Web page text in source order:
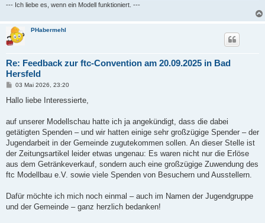
--- Ich liebe es, wenn ein Modell funktioniert. ---
PHabermehl
Re: Feedback zur ftc-Convention am 20.09.2025 in Bad
Hersfeld
B
i
a
03 Mai 2026, 23:20
Hallo liebe Interessierte,
auf unserer Modellschau hatte ich ja angekündigt, dass die dabei
getätigten Spenden – und wir hatten einige sehr großzügige Spender – der
Jugendarbeit in der Gemeinde zugutekommen sollen. An dieser Stelle ist
der Zeitungsartikel leider etwas ungenau: Es waren nicht nur die Erlöse
aus dem Getränkeverkauf, sondern auch eine großzügige Zuwendung des
ftc Modellbau e.V. sowie viele Spenden von Besuchern und Ausstellern.
Dafür möchte ich mich noch einmal – auch im Namen der Jugendgruppe
und der Gemeinde – ganz herzlich bedanken!